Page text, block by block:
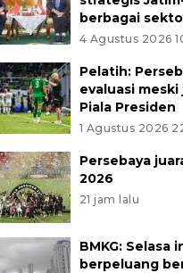
berbagai
4 Agustus 2026
Pelatih:
evaluasi meski
Piala Presiden
1 Agustus 2026
Persebaya
2026
21 jam lalu
BMKG: Selasa
berpeluang